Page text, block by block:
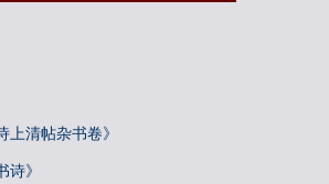
清帖杂书卷》
》